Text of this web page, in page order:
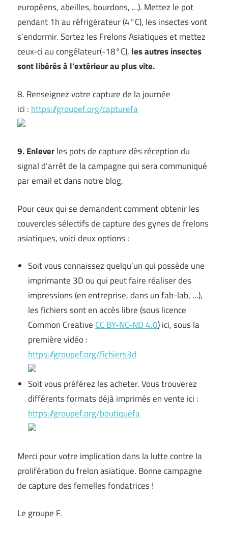
européens, abeilles, bourdons, …). Mettez le pot
pendant 1h au réfrigérateur (4°C), les insectes vont
s’endormir. Sortez les Frelons Asiatiques et mettez
ceux-ci au congélateur(-18°C), les autres insectes
sont libérés à l’extérieur au plus vite.
8. Renseignez votre capture de la journée
ici : https://groupef.org/capturefa
9. Enleverles pots de capture dès réception du
signal d’arrêt de la campagne qui sera communiqué
par email et dans notre blog.
Pour ceux qui se demandent comment obtenir les
couvercles sélectifs de capture des gynes de frelons
asiatiques, voici deux options :
Soit vous connaissez quelqu’un qui possède une
imprimante 3D ou qui peut faire réaliser des
impressions (en entreprise, dans un fab-lab, …),
les fichiers sont en accès libre (sous licence
Common CreativeCC BY-NC-ND 4.0) ici, sous la
première vidéo :
https://groupef.org/fichiers3d
Soit vous préférez les acheter. Vous trouverez
différents formats déjà imprimés en vente ici :
https://groupef.org/boutiquefa
Merci pour votre implication dans la lutte contre la
prolifération du frelon asiatique. Bonne campagne
de capture des femelles fondatrices !
Le groupe F.